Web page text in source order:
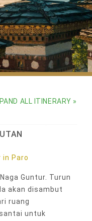
ALL ITINERARY »
in Paro
Guntur. Turun
akan disambut
ruang
untuk